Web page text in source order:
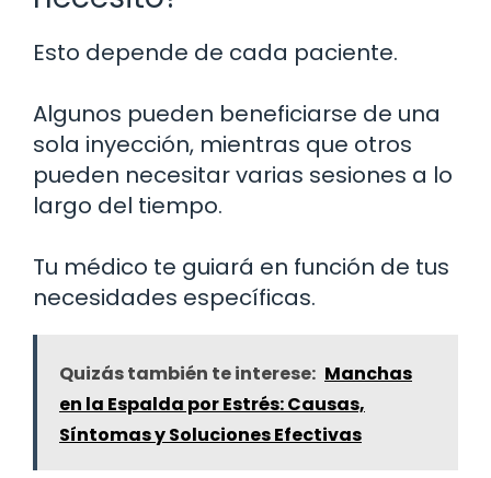
Esto depende de cada paciente.
Algunos pueden beneficiarse de una
sola inyección, mientras que otros
pueden necesitar varias sesiones a lo
largo del tiempo.
Tu médico te guiará en función de tus
necesidades específicas.
Quizás también te interese: Manchas
en la Espalda por Estrés: Causas,
Síntomas y Soluciones Efectivas